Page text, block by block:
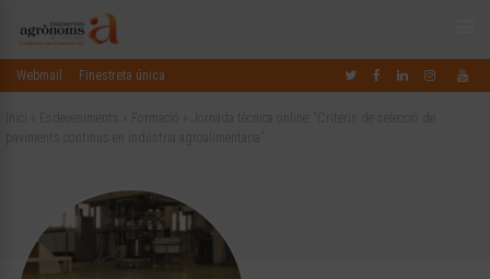
Webmail Finestreta única